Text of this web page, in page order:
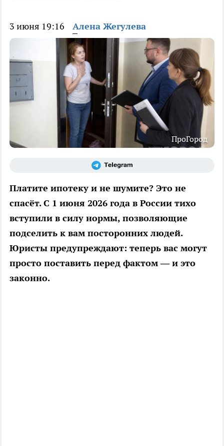
3 июня 19:16 Алена Жегулева
ПроГород
Платите ипотеку и не шумите? Это не
спасёт. С 1 июня 2026 года в России тихо
вступили в силу нормы, позволяющие
подселить к вам посторонних людей.
Юристы предупреждают: теперь вас могут
просто поставить перед фактом — и это
законно.